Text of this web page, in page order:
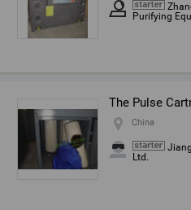
Purifying
The Pulse
China
Ltd.